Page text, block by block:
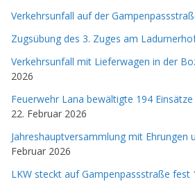
Verkehrsunfall auf der
Zugsübung des 3. Zuges am
Verkehrsunfall mit Lieferwagen in der
2026
Feuerwehr Lana bewältigte 194
22. Februar 2026
Jahreshauptversammlung mit Ehrungen
Februar 2026
LKW steckt auf Gampenpassstraße fest